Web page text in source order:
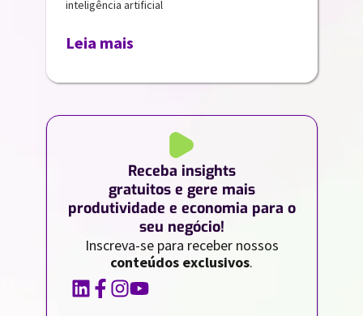
inteligência artificial
Leia mais
Receba insights
gratuitos e gere mais
produtividade e economia para o
seu negócio!
Inscreva-se para receber nossos
conteúdos exclusivos.